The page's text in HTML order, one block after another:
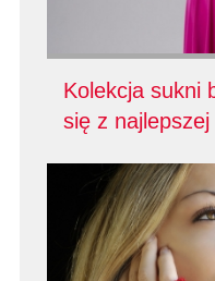
Kolekcja sukni
się z